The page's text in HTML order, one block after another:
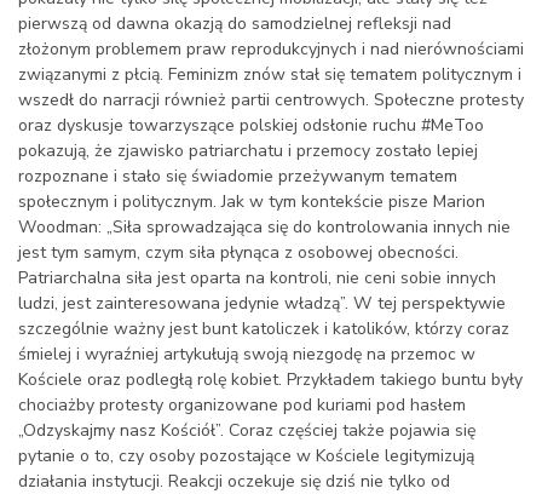
pierwszą od dawna okazją do samodzielnej refleksji nad
złożonym problemem praw reprodukcyjnych i nad nierównościami
związanymi z płcią. Feminizm znów stał się tematem politycznym i
wszedł do narracji również partii centrowych. Społeczne protesty
oraz dyskusje towarzyszące polskiej odsłonie ruchu #MeToo
pokazują, że zjawisko patriarchatu i przemocy zostało lepiej
rozpoznane i stało się świadomie przeżywanym tematem
społecznym i politycznym. Jak w tym kontekście pisze Marion
Woodman: „Siła sprowadzająca się do kontrolowania innych nie
jest tym samym, czym siła płynąca z osobowej obecności.
Patriarchalna siła jest oparta na kontroli, nie ceni sobie innych
ludzi, jest zainteresowana jedynie władzą”. W tej perspektywie
szczególnie ważny jest bunt katoliczek i katolików, którzy coraz
śmielej i wyraźniej artykułują swoją niezgodę na przemoc w
Kościele oraz podległą rolę kobiet. Przykładem takiego buntu były
chociażby protesty organizowane pod kuriami pod hasłem
„Odzyskajmy nasz Kościół”. Coraz częściej także pojawia się
pytanie o to, czy osoby pozostające w Kościele legitymizują
działania instytucji. Reakcji oczekuje się dziś nie tylko od